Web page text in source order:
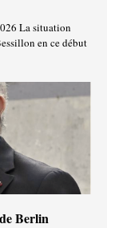
La situation
en ce début
Berlin